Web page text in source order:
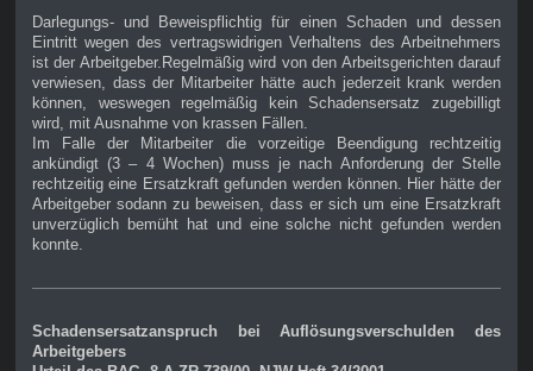
Darlegungs- und Beweispflichtig für einen Schaden und dessen
Eintritt wegen des vertragswidrigen Verhaltens des Arbeitnehmers
ist der Arbeitgeber.Regelmäßig wird von den Arbeitsgerichten darauf
verwiesen, dass der Mitarbeiter hätte auch jederzeit krank werden
können, weswegen regelmäßig kein Schadensersatz zugebilligt
wird, mit Ausnahme von krassen Fällen.
Im Falle der Mitarbeiter die vorzeitige Beendigung rechtzeitig
ankündigt (3 – 4 Wochen) muss je nach Anforderung der Stelle
rechtzeitig eine Ersatzkraft gefunden werden können. Hier hätte der
Arbeitgeber sodann zu beweisen, dass er sich um eine Ersatzkraft
unverzüglich bemüht hat und eine solche nicht gefunden werden
konnte.
Schadensersatzanspruch bei Auflösungsverschulden des
Arbeitgebers